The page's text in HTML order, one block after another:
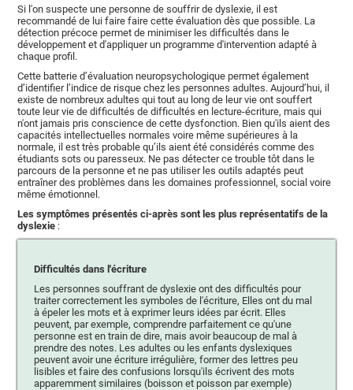
Si l'on suspecte une personne de souffrir de dyslexie, il est
recommandé de lui faire faire cette évaluation dès que possible. La
détection précoce permet de minimiser les difficultés dans le
développement et d'appliquer un programme d'intervention adapté à
chaque profil.
Cette batterie d’évaluation neuropsychologique permet également
d’identifier l’indice de risque chez les personnes adultes. Aujourd’hui, il
existe de nombreux adultes qui tout au long de leur vie ont souffert
toute leur vie de difficultés de difficultés en lecture-écriture, mais qui
n'ont jamais pris conscience de cette dysfonction. Bien qu'ils aient des
capacités intellectuelles normales voire même supérieures à la
normale, il est très probable qu’ils aient été considérés comme des
étudiants sots ou paresseux. Ne pas détecter ce trouble tôt dans le
parcours de la personne et ne pas utiliser les outils adaptés peut
entraîner des problèmes dans les domaines professionnel, social voire
même émotionnel.
Les symptômes présentés ci-après sont les plus représentatifs de la
dyslexie :
Difficultés dans l'écriture
Les personnes souffrant de dyslexie ont des difficultés pour
traiter correctement les symboles de l'écriture, Elles ont du mal
à épeler les mots et à exprimer leurs idées par écrit. Elles
peuvent, par exemple, comprendre parfaitement ce qu'une
personne est en train de dire, mais avoir beaucoup de mal à
prendre des notes. Les adultes ou les enfants dyslexiques
peuvent avoir une écriture irrégulière, former des lettres peu
lisibles et faire des confusions lorsqu'ils écrivent des mots
apparemment similaires (boisson et poisson par exemple)